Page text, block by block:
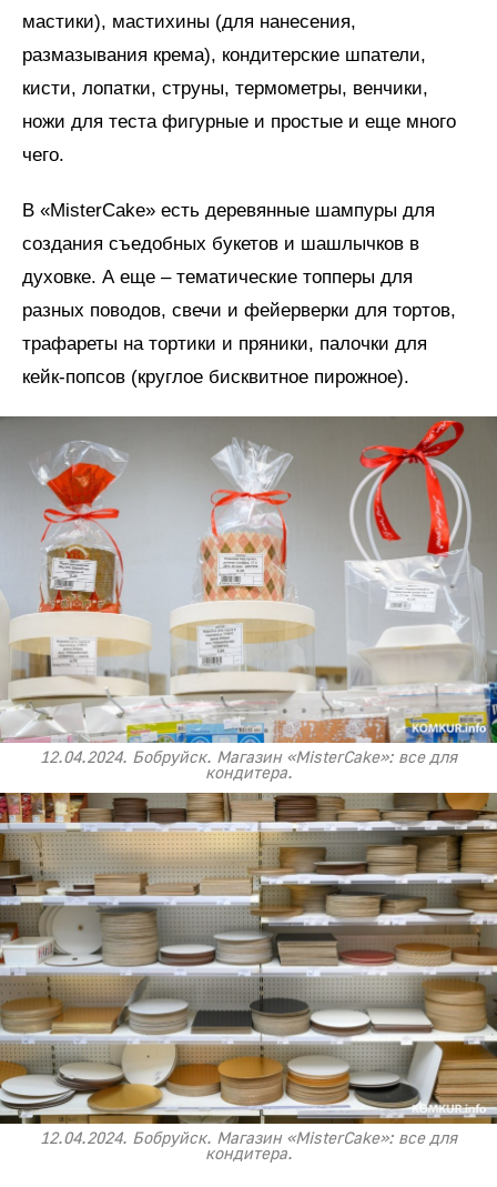
мастики), мастихины (для нанесения,
размазывания крема), кондитерские шпатели,
кисти, лопатки, струны, термометры, венчики,
ножи для теста фигурные и простые и еще много
чего.
В «MisterCake» есть деревянные шампуры для
создания съедобных букетов и шашлычков в
духовке. А еще – тематические топперы для
разных поводов, свечи и фейерверки для тортов,
трафареты на тортики и пряники, палочки для
кейк-попсов (круглое бисквитное пирожное).
12.04.2024. Бобруйск. Магазин «MisterCake»: все для
кондитера.
12.04.2024. Бобруйск. Магазин «MisterCake»: все для
кондитера.